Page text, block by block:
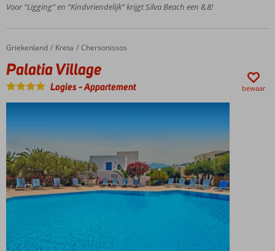
Center
2
Voor “Ligging” en “Kindvriendelijk” krijgt Silva Beach een 8,8!
Home
Griekenland Kreta Chersonissos
Palatia Village
Palatia Village
Logies-Appartement bewaar